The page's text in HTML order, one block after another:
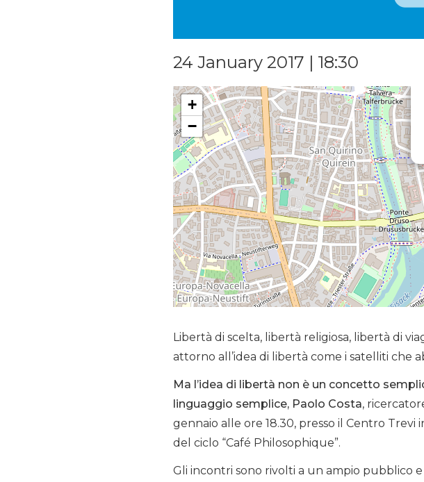
24 January 2017 | 18:30
+
−
Libertà di scelta, libertà religiosa, libertà di
attorno all’idea di libertà come i satelliti che
Ma l’idea di libertà non è un concetto
linguaggio semplice, Paolo Costa,
gennaio alle ore 18.30, presso il Centro
del ciclo “Café Philosophique”.
Gli incontri sono rivolti a un ampio pubblico